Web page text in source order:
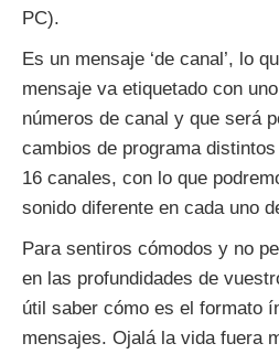
PC).
Es un mensaje ‘de canal’, lo
mensaje va etiquetado con
números de canal y que será
cambios de programa
16 canales, con lo que
sonido diferente en cada uno
Para sentiros cómodos y no
en las profundidades de
útil saber cómo es el formato
mensajes. Ojalá la vida fuera